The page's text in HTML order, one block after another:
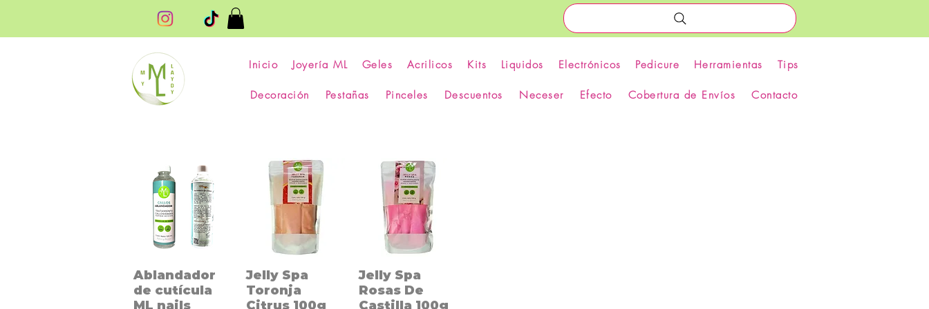
Inicio Joyería ML Geles Acrilicos Kits Liquidos Electrónicos Pedicure Herramientas Tips
Decoración Pestañas Pinceles Descuentos Neceser Efecto Cobertura de Envíos Contacto
Ablandador
de cutícula
ML nails
Jelly Spa
Toronja
Citrus 100g
Jelly Spa
Rosas De
Castilla 100g